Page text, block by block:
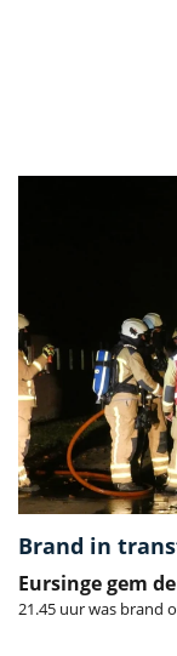
Brand in
Eursinge gem
21.45 uur was brand